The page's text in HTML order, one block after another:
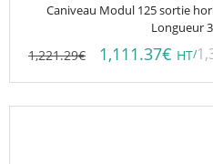
Caniveau Modul 125 sortie
Longueur
1,221.29€ 1,111.37€ HT/